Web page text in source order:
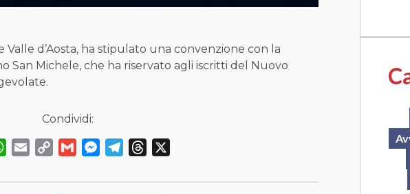
d’Aosta, ha stipulato una convenzione con la
San Michele, che ha riservato agli iscritti del Nuovo
Condividi:
WhatsApp
Email
Copy
Gmail MessengerTelegramThreads